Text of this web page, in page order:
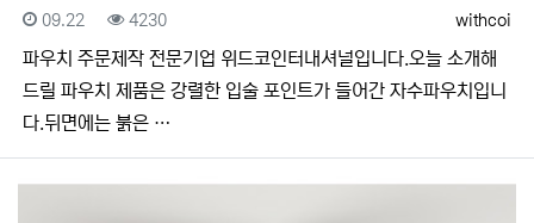
등록자
withcoi
등록일
09.22 조회
4230
​​파우치 주문제작 전문기업 위드코인터내셔널입니다.​​오늘 소개해
드릴 파우치 제품은 강렬한 입술 포인트가 들어간 자수파우치입니
다.뒤면에는 붉은 …